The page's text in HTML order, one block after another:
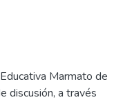
Marmato de
discusión, a través